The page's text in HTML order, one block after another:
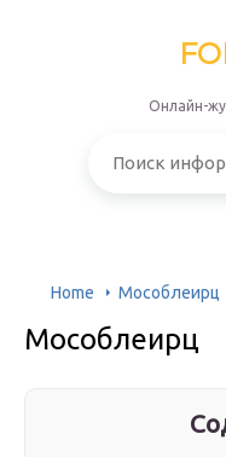
Онлайн-
Home Мособлеирц
Мособлеирц